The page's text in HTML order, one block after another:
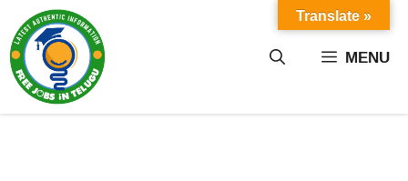
content MENU
Translate »